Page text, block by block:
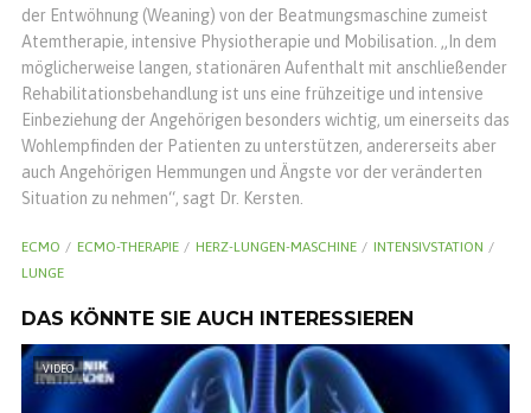
der Entwöhnung (Weaning) von der Beatmungsmaschine zumeist
Atemtherapie, intensive Physiotherapie und Mobilisation. „In dem
möglicherweise langen, stationären Aufenthalt mit anschließender
Rehabilitationsbehandlung ist uns eine frühzeitige und intensive
Einbeziehung der Angehörigen besonders wichtig, um einerseits das
Wohlempfinden der Patienten zu unterstützen, andererseits aber
auch Angehörigen Hemmungen und Ängste vor der veränderten
Situation zu nehmen“, sagt Dr. Kersten.
ECMO ECMO-THERAPIE HERZ-LUNGEN-MASCHINE
INTENSIVSTATION
LUNGE
DAS KÖNNTE SIE AUCH INTERESSIEREN
VIDEO